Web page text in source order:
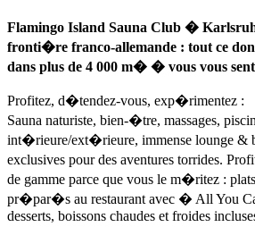
Flamingo Island Sauna Club �
fronti�re franco-allemande : tout ce
dans plus de 4 000 m� � vous vous
Profitez, d�tendez-vous, exp�rimentez :
Sauna naturiste, bien-�tre, massages,
int�rieure/ext�rieure, immense lounge &
exclusives pour des aventures torrides.
de gamme parce que vous le m�ritez :
pr�par�s au restaurant avec � All You
desserts, boissons chaudes et froides